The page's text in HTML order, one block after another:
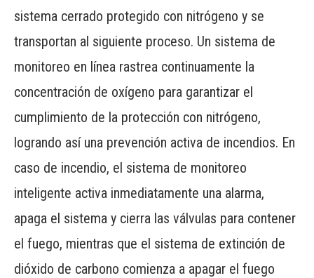
sistema cerrado protegido con nitrógeno y se
transportan al siguiente proceso. Un sistema de
monitoreo en línea rastrea continuamente la
concentración de oxígeno para garantizar el
cumplimiento de la protección con nitrógeno,
logrando así una prevención activa de incendios. En
caso de incendio, el sistema de monitoreo
inteligente activa inmediatamente una alarma,
apaga el sistema y cierra las válvulas para contener
el fuego, mientras que el sistema de extinción de
dióxido de carbono comienza a apagar el fuego